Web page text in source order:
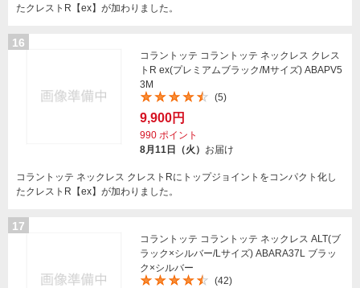
たクレストR【ex】が加わりました。
16
コラントッテ コラントッテ ネックレス クレス
トR ex(プレミアムブラック/Mサイズ) ABAPV5
3M
(5)
9,900円
990 ポイント
8月11日（火） お届け
コラントッテ ネックレス クレストRにトップジョイントをコンパクト化し
たクレストR【ex】が加わりました。
17
コラントッテ コラントッテ ネックレス ALT(ブ
ラック×シルバー/Lサイズ) ABARA37L ブラッ
ク×シルバー
(42)